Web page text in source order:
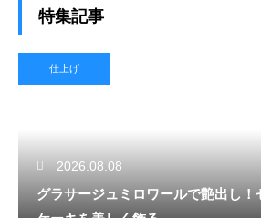
特集記事
仕上げ
2026.08.08
グラサージュミロワールで艶出し！